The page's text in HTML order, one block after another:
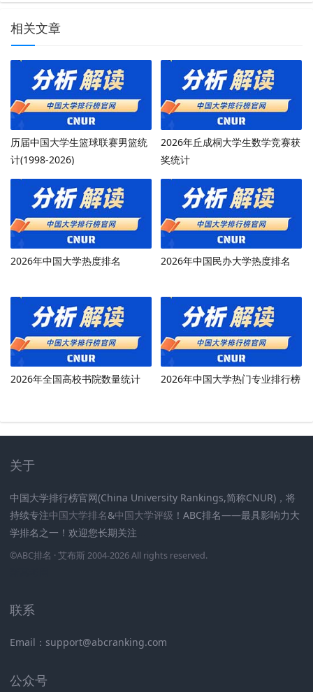
相关文章
历届中国大学生篮球联赛男篮统
计(1998-2026)
2026年丘成桐大学生数学竞赛获
奖统计
2026年中国大学热度排名 2026年中国民办大学热度排名
2026年全国高校书院数量统计 2026年中国大学热门专业排行榜
关于
中国大学排行榜官网(China University Rankings,简称CNUR)，将
持续专注中国大学排名&中国大学评级 ！ABC排名——最具影响力大
学排名之一！欢迎您长期关注
©ABC排名 · 艾布斯 2004-2026 All rights reserved.
联系
Email：support@abcranking.com
公众号